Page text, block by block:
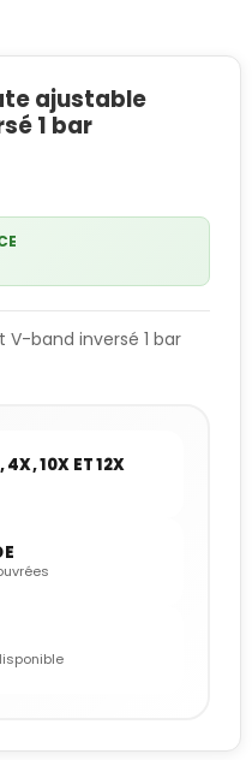
ajustable
1 bar
band inversé 1 bar
10X ET 12X